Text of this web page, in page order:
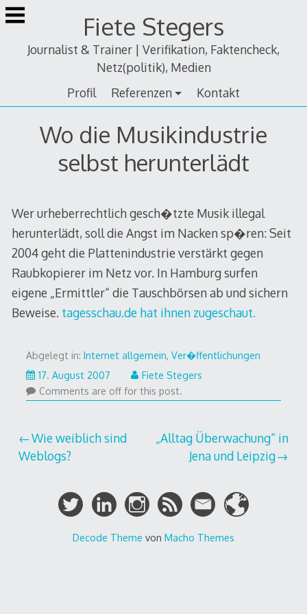
Zum
Inhalt
Fiete Stegers
Journalist & Trainer | Verifikation, Faktencheck,
Netz(politik), Medien
Profil
Referenzen Kontakt
Wo die Musikindustrie
selbst herunterlädt
Wer urheberrechtlich gesch�tzte Musik illegal
herunterlädt, soll die Angst im Nacken sp�ren: Seit
2004 geht die Plattenindustrie verstärkt gegen
Raubkopierer im Netz vor. In Hamburg surfen
eigene „Ermittler“ die Tauschbörsen ab und sichern
Beweise. tagesschau.de hat ihnen zugeschaut.
Abgelegt in: Internet allgemein, Ver�ffentlichungen
17. August 2007
Fiete Stegers
Comments are off for this post.
Beitragsnavigation
Wie weiblich sind
Weblogs?
„Alltag Überwachung“ in
Jena und Leipzig
Decode Theme von Macho Themes